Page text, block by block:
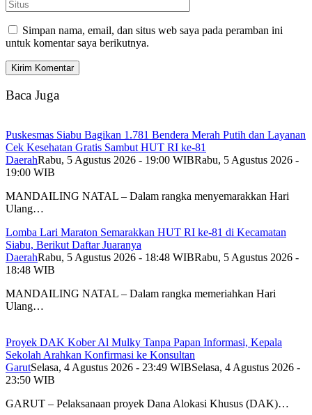
Simpan nama, email, dan situs web saya pada peramban ini
untuk komentar saya berikutnya.
Baca Juga
Puskesmas Siabu Bagikan 1.781 Bendera Merah Putih dan Layanan
Cek Kesehatan Gratis Sambut HUT RI ke-81
DaerahRabu, 5 Agustus 2026 - 19:00 WIBRabu, 5 Agustus 2026 -
19:00 WIB
MANDAILING NATAL – Dalam rangka menyemarakkan Hari
Ulang…
Lomba Lari Maraton Semarakkan HUT RI ke-81 di Kecamatan
Siabu, Berikut Daftar Juaranya
DaerahRabu, 5 Agustus 2026 - 18:48 WIBRabu, 5 Agustus 2026 -
18:48 WIB
MANDAILING NATAL – Dalam rangka memeriahkan Hari
Ulang…
Proyek DAK Kober Al Mulky Tanpa Papan Informasi, Kepala
Sekolah Arahkan Konfirmasi ke Konsultan
GarutSelasa, 4 Agustus 2026 - 23:49 WIBSelasa, 4 Agustus 2026 -
23:50 WIB
GARUT – Pelaksanaan proyek Dana Alokasi Khusus (DAK)…